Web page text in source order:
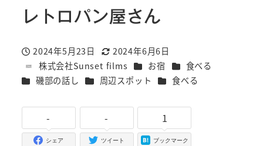
レトロパン屋さん
投稿日
2024年5月23日
更新日
2024年6月6日
者
株式会社Sunset films カテゴリー
お宿 カテゴリー
食べる
カテゴリー
磯部の話し カテゴリー
周辺スポット カテゴリー
食べる
-
シェア
-
ツイート
1
ブックマーク